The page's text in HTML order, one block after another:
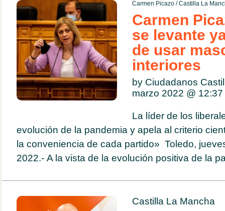
Carmen Picazo/Castilla La
Carmen
se levante
de usar
interiores
by Ciudadanos
marzo 2022 @ 12:37
La líder de los
evolución de la pandemia y apela al criterio
la conveniencia de cada partido» Toledo,
2022.- A la vista de la evolución positiva de la
Castilla La Mancha